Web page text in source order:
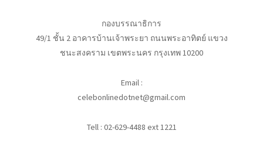
กองบรรณาธิการ
49/1 ชั้น 2 อาคารบ้านเจ้าพระยา ถนนพระอาทิตย์ แขวง
ชนะสงคราม เขตพระนคร กรุงเทพ 10200
Email :
celebonlinedotnet@gmail.com
Tell : 02-629-4488 ext 1221